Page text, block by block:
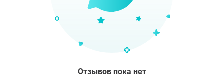
Отзывов пока нет